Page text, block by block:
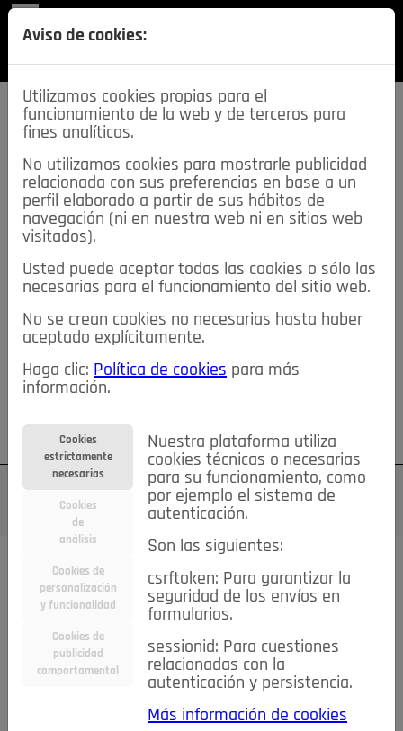
SECCIONES
descarga esta
REVISTA
≡NOTICIAS
NOTICIAS SERVICIOS DE INTERÉS
TABLÓN DE ANUNCIOS MIS ANUNCIOS CONTACTO
NOSOTROS
Su cuenta Regístrese ¿Olvidó su contraseña?
TODAS Deporte Bicicletas Deportes y Ocio
Electrodomésticos
Niños y Bebés Inmobiliaria Construcción y Reformas
Moda Accesorios Ropa Motor
Motor y Accesorios Motos Ocio
Aviso de cookies:
Utilizamos cookies propias para el
funcionamiento de la web y de terceros para
fines analíticos.
No utilizamos cookies para mostrarle publicidad
relacionada con sus preferencias en base a un
perfil elaborado a partir de sus hábitos de
navegación (ni en nuestra web ni en sitios web
visitados).
Usted puede aceptar todas las cookies o sólo las
necesarias para el funcionamiento del sitio web.
No se crean cookies no necesarias hasta haber
aceptado explícitamente.
Haga clic: Política de cookies para más
información.
Cookies
estrictamente
necesarias
Cookies
de
análisis
Cookies de
personalización
y funcionalidad
Cookies de
publicidad
comportamental
Nuestra plataforma utiliza
cookies técnicas o necesarias
para su funcionamiento, como
por ejemplo el sistema de
autenticación.
Son las siguientes:
csrftoken: Para garantizar la
seguridad de los envíos en
formularios.
sessionid: Para cuestiones
relacionadas con la
autenticación y persistencia.
Más información de cookies